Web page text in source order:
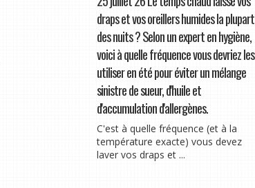
draps et vos oreillers humides la plupart
des nuits ? Selon un expert en hygiène,
voici à quelle fréquence vous devriez les
utiliser en été pour éviter un mélange
sinistre de sueur, d'huile et
d'accumulation d'allergènes.
C'est à quelle fréquence (et à la
température exacte) vous devez
laver vos draps et ...